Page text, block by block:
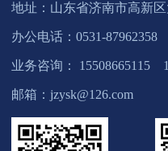
地址：山东省济南市高新
办公电话：0531-87962358
业务咨询： 15508665115
邮箱：jzysk@126.com